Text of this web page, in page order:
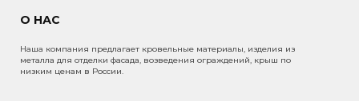
О НАС
Наша компания предлагает кровельные материалы, изделия из
металла для отделки фасада, возведения ограждений, крыш по
низким ценам в России.